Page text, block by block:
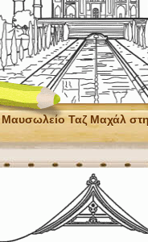
Μαυσωλείο Ταζ Μαχάλ